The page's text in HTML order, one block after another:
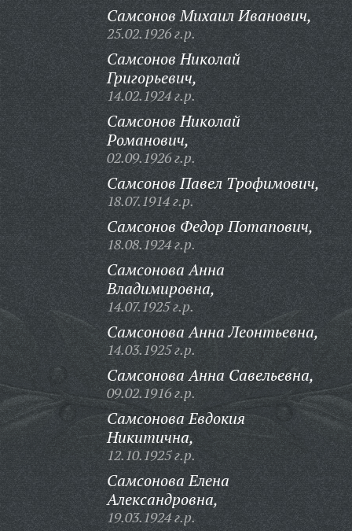
Самсонов Михаил Иванович,
25.02.1926 г.р.
Самсонов Николай
Григорьевич,
14.02.1924 г.р.
Самсонов Николай
Романович,
02.09.1926 г.р.
Самсонов Павел Трофимович,
18.07.1914 г.р.
Самсонов Федор Потапович,
18.08.1924 г.р.
Самсонова Анна
Владимировна,
14.07.1925 г.р.
Самсонова Анна Леонтьевна,
14.03.1925 г.р.
Самсонова Анна Савельевна,
09.02.1916 г.р.
Самсонова Евдокия
Никитична,
12.10.1925 г.р.
Самсонова Елена
Александровна,
19.03.1924 г.р.